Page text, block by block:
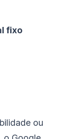
fixo
ou